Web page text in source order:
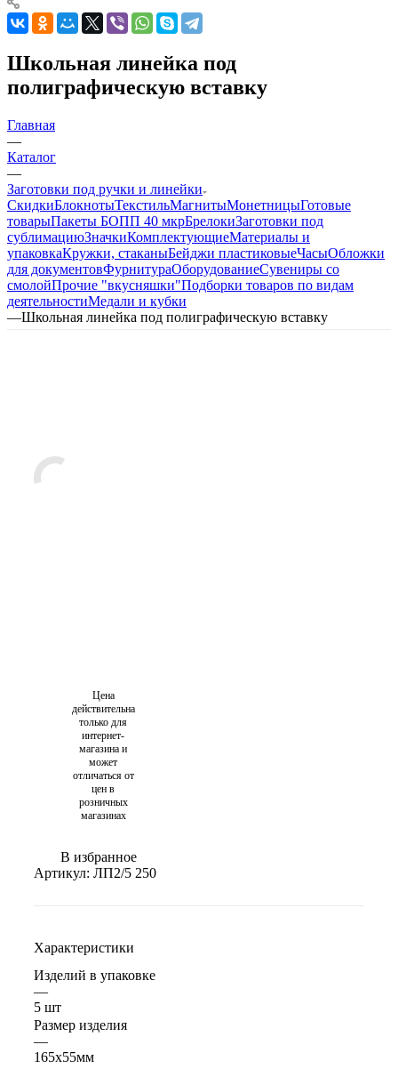
Школьная линейка под
полиграфическую вставку
Главная
—
Каталог
—
Заготовки под ручки и линейки
СкидкиБлокнотыТекстильМагнитыМонетницыГотовые
товарыПакеты БОПП 40 мкрБрелокиЗаготовки под
сублимациюЗначкиКомплектующиеМатериалы и
упаковкаКружки, стаканыБейджи пластиковыеЧасыОбложки
для документовФурнитураОборудованиеСувениры со
смолойПрочие "вкусняшки"Подборки товаров по видам
деятельностиМедали и кубки
—Школьная линейка под полиграфическую вставку
Цена
действительна
только для
интернет-
магазина и
может
отличаться от
цен в
розничных
магазинах
В избранное
Артикул: ЛП2/5 250
Характеристики
Изделий в упаковке
—
5 шт
Размер изделия
—
165х55мм